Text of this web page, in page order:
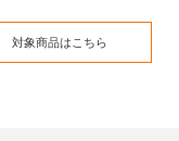
対象商品はこちら